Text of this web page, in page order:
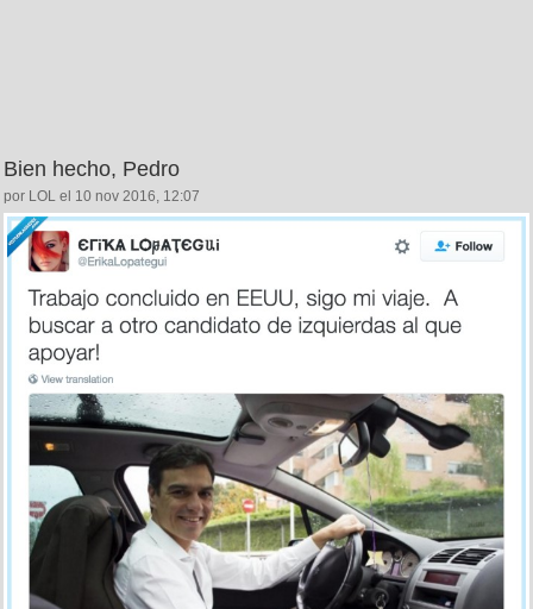
Bien hecho, Pedro
por LOL el 10 nov 2016, 12:07